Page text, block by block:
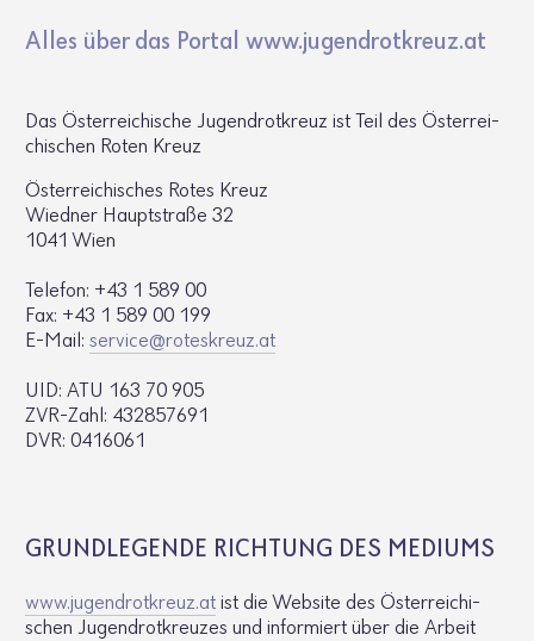
Alles über das Portal www.​jug​endr​otkr​euz.​at
Das Öster­rei­chi­sche Jugend­rot­kreuz ist Teil des Öster­rei­
chi­schen Roten Kreuz
Öster­rei­chi­sches Rotes Kreuz
Wiedner Haupt­straße 32
1041 Wien
Telefon: +43 1 589 00
Fax: +43 1 589 00 199
E-Mail: service@​roteskreuz.​at
UID: ATU 163 70 905
ZVR-Zahl: 432857691
DVR: 0416061
GRUND­LE­GENDE RICH­TUNG DES MEDIUMS
www.​jug​endr​otkr​euz.​at ist die Website des Öster­rei­chi­
schen Jugend­rot­kreuzes und infor­miert über die Arbeit